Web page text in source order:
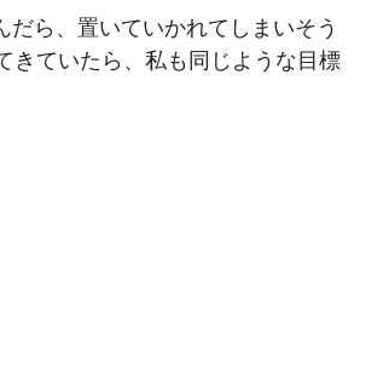
ら、置いていかれてしまいそう
きていたら、私も同じような目標